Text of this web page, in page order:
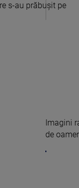
s-au prăbușit pe
Imagini
de